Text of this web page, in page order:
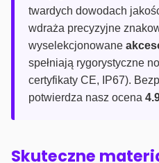
twardych dowodach
wdraża precyzyjne
wyselekcjonowane
spełniają rygorystyczne
certyfikaty CE, IP67).
potwierdza nasz ocena
Skuteczne